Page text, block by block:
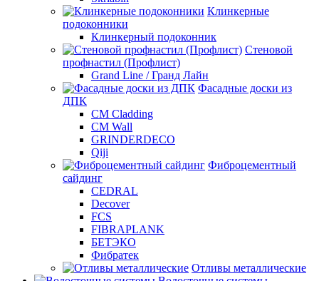
Клинкерные
подоконники
Клинкерный подоконник
Стеновой
профнастил (Профлист)
Grand Line / Гранд Лайн
Фасадные доски из
ДПК
CM Cladding
CM Wall
GRINDERDECO
Qiji
Фиброцементный
сайдинг
CEDRAL
Decover
FCS
FIBRAPLANK
БЕТЭКО
Фибратек
Отливы металлические